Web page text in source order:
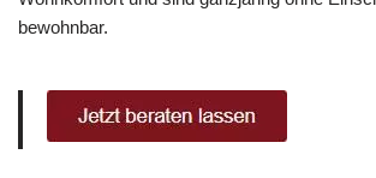
bewohnbar.